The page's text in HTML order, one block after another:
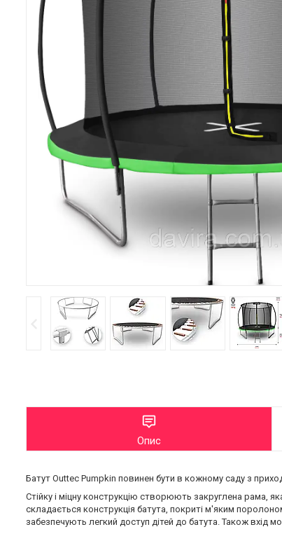
Опис
Батут Outtec Pumpkin повинен бути в кожному саду з
Стійку і міцну конструкцію створюють закруглена рама,
складається конструкція батута, покриті м'яким
забезпечують легкий доступ дітей до батута. Також вхід